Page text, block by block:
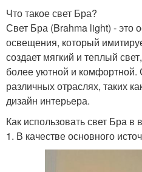
Что такое свет Бра?
Свет Бра (Brahma light) - это
освещения, который
создает мягкий и теплый
более уютной и комфортной.
различных отраслях, таких
дизайн интерьера.
Как использовать свет Бра
1. В качестве основного